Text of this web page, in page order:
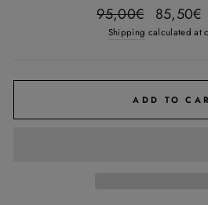
Regular
price
95,00€
Sale
price
85,50€
Shipping calculated at
ADD TO